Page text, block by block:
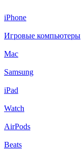
iPhone
Игровые компьютеры
Mac
Samsung
iPad
Watch
AirPods
Beats